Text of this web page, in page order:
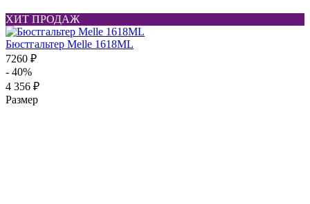
ХИТ ПРОДАЖ
Бюстгальтер Melle 1618ML
7260 ₽
- 40%
4 356 ₽
Размер